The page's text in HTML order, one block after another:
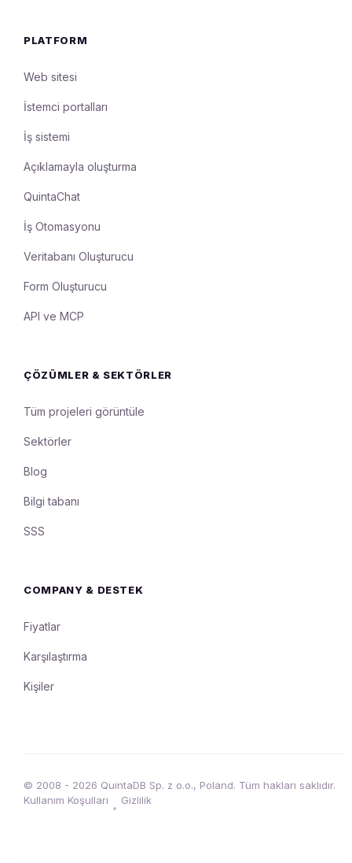
PLATFORM
Web sitesi
İstemci portalları
İş sistemi
Açıklamayla oluşturma
QuintaChat
İş Otomasyonu
Veritabanı Oluşturucu
Form Oluşturucu
API ve MCP
ÇÖZÜMLER & SEKTÖRLER
Tüm projeleri görüntüle
Sektörler
Blog
Bilgi tabanı
SSS
COMPANY & DESTEK
Fiyatlar
Karşılaştırma
Kişiler
© 2008 - 2026 QuintaDB Sp. z o.o., Poland. Tüm hakları saklıdır.
Kullanım Koşulları
•
Gizlilik